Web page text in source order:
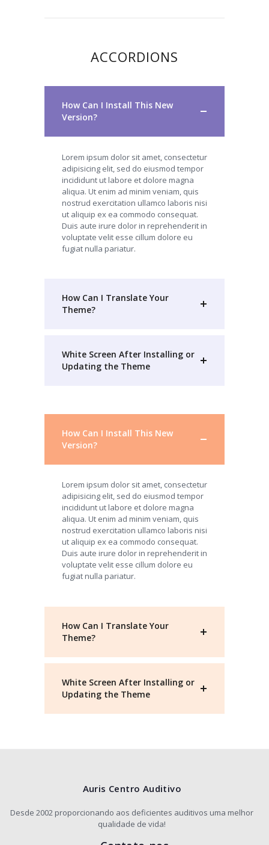
ACCORDIONS
How Can I Install This New
Version?
Lorem ipsum dolor sit amet, consectetur
adipisicing elit, sed do eiusmod tempor
incididunt ut labore et dolore magna
aliqua. Ut enim ad minim veniam, quis
nostrud exercitation ullamco laboris nisi
ut aliquip ex ea commodo consequat.
Duis aute irure dolor in reprehenderit in
voluptate velit esse cillum dolore eu
fugiat nulla pariatur.
How Can I Translate Your
Theme?
White Screen After Installing or
Updating the Theme
How Can I Install This New
Version?
Lorem ipsum dolor sit amet, consectetur
adipisicing elit, sed do eiusmod tempor
incididunt ut labore et dolore magna
aliqua. Ut enim ad minim veniam, quis
nostrud exercitation ullamco laboris nisi
ut aliquip ex ea commodo consequat.
Duis aute irure dolor in reprehenderit in
voluptate velit esse cillum dolore eu
fugiat nulla pariatur.
How Can I Translate Your
Theme?
White Screen After Installing or
Updating the Theme
Auris Centro Auditivo
Desde 2002 proporcionando aos deficientes auditivos uma melhor
qualidade de vida!